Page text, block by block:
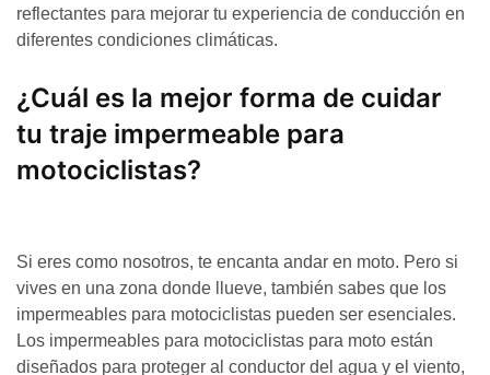
reflectantes para mejorar tu experiencia de conducción en
diferentes condiciones climáticas.
¿Cuál es la mejor forma de cuidar
tu traje impermeable para
motociclistas?
Si eres como nosotros, te encanta andar en moto. Pero si
vives en una zona donde llueve, también sabes que los
impermeables para motociclistas pueden ser esenciales.
Los impermeables para motociclistas para moto están
diseñados para proteger al conductor del agua y el viento,